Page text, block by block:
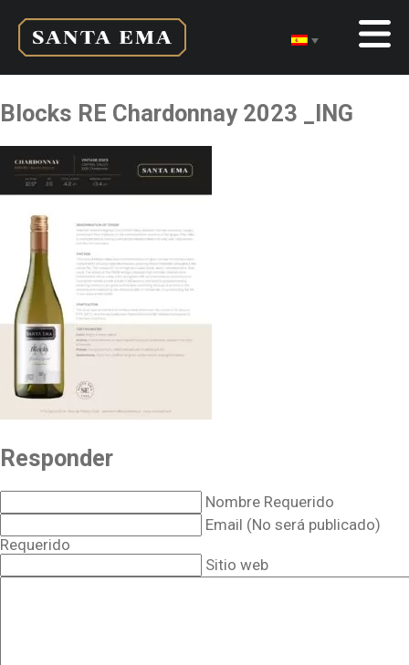
Blocks RE Chardonnay 2023 _ING
Responder
Nombre Requerido
Email (No será publicado)
Requerido
Sitio web